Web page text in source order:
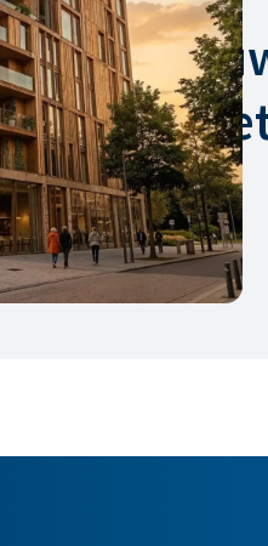
Liven World